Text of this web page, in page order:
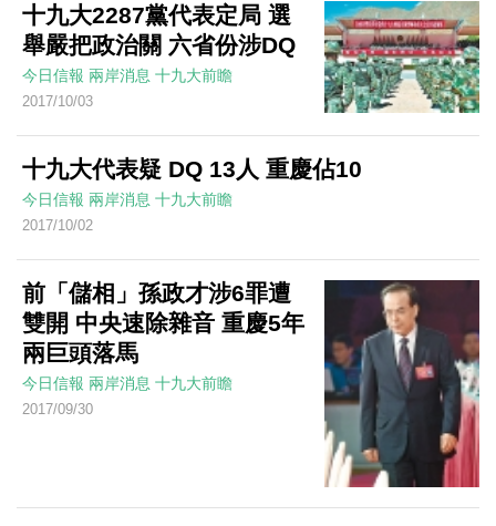
十九大2287黨代表定局 選
舉嚴把政治關 六省份涉DQ
今日信報 兩岸消息 十九大前瞻
2017/10/03
十九大代表疑 DQ 13人 重慶佔10
今日信報 兩岸消息 十九大前瞻
2017/10/02
前「儲相」孫政才涉6罪遭
雙開 中央速除雜音 重慶5年
兩巨頭落馬
今日信報 兩岸消息 十九大前瞻
2017/09/30